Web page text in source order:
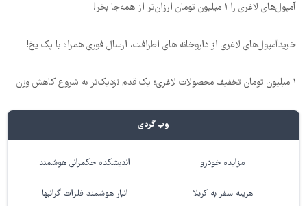
آمپول‌های لاغری را ۱ میلیون تومان ارزان‌تر از همه‌جا بخر!
خریدآمپول‌های لاغری از داروخانه های اطرافت، ارسال فوری همراه با پک یخ!
۱ میلیون تومان تخفیف محصولات لاغری؛ یک قدم نزدیک‌تر به شروع کاهش وزن
وب گردی
مزایده خودرو اندیشکده حکمرانی هوشمند
هزینه سفر به کربلا انبار هوشمند فلزات گرانبها